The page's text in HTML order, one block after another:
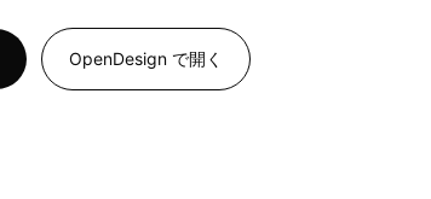
OpenDesign で開く